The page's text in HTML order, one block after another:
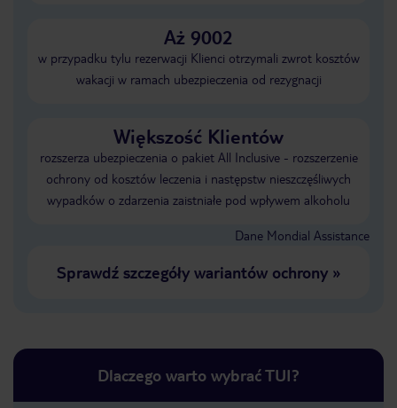
Aż 9002
w przypadku tylu rezerwacji Klienci otrzymali zwrot kosztów
wakacji w ramach ubezpieczenia od rezygnacji
Większość Klientów
rozszerza ubezpieczenia o pakiet All Inclusive - rozszerzenie
ochrony od kosztów leczenia i następstw nieszczęśliwych
wypadków o zdarzenia zaistniałe pod wpływem alkoholu
Dane Mondial Assistance
Sprawdź szczegóły wariantów ochrony»
Dlaczego warto wybrać TUI?